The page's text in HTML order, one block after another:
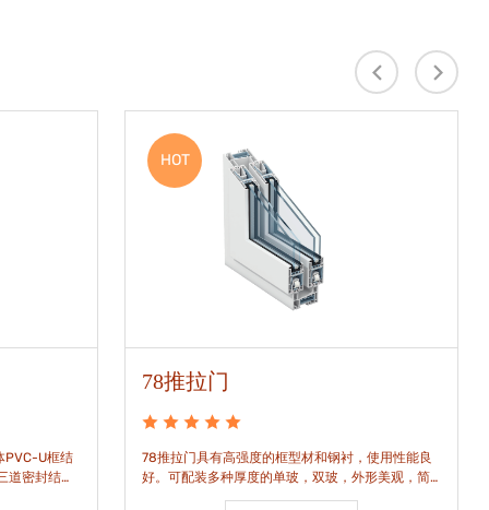
PVC-U框结
道密封结
HOT
78推拉门
78推拉门具有高强度的框型材和钢衬，使用性能良
好。可配装多种厚度的单玻，双玻，外形美观，简